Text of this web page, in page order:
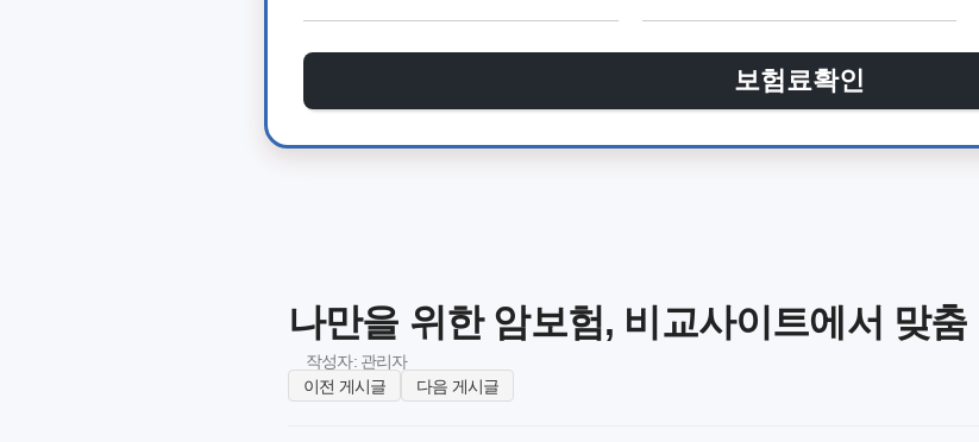
보험료확인
나만을 위한 암보험, 비교사이트에서 맞춤
작성자: 관리자
이전 게시글
다음 게시글